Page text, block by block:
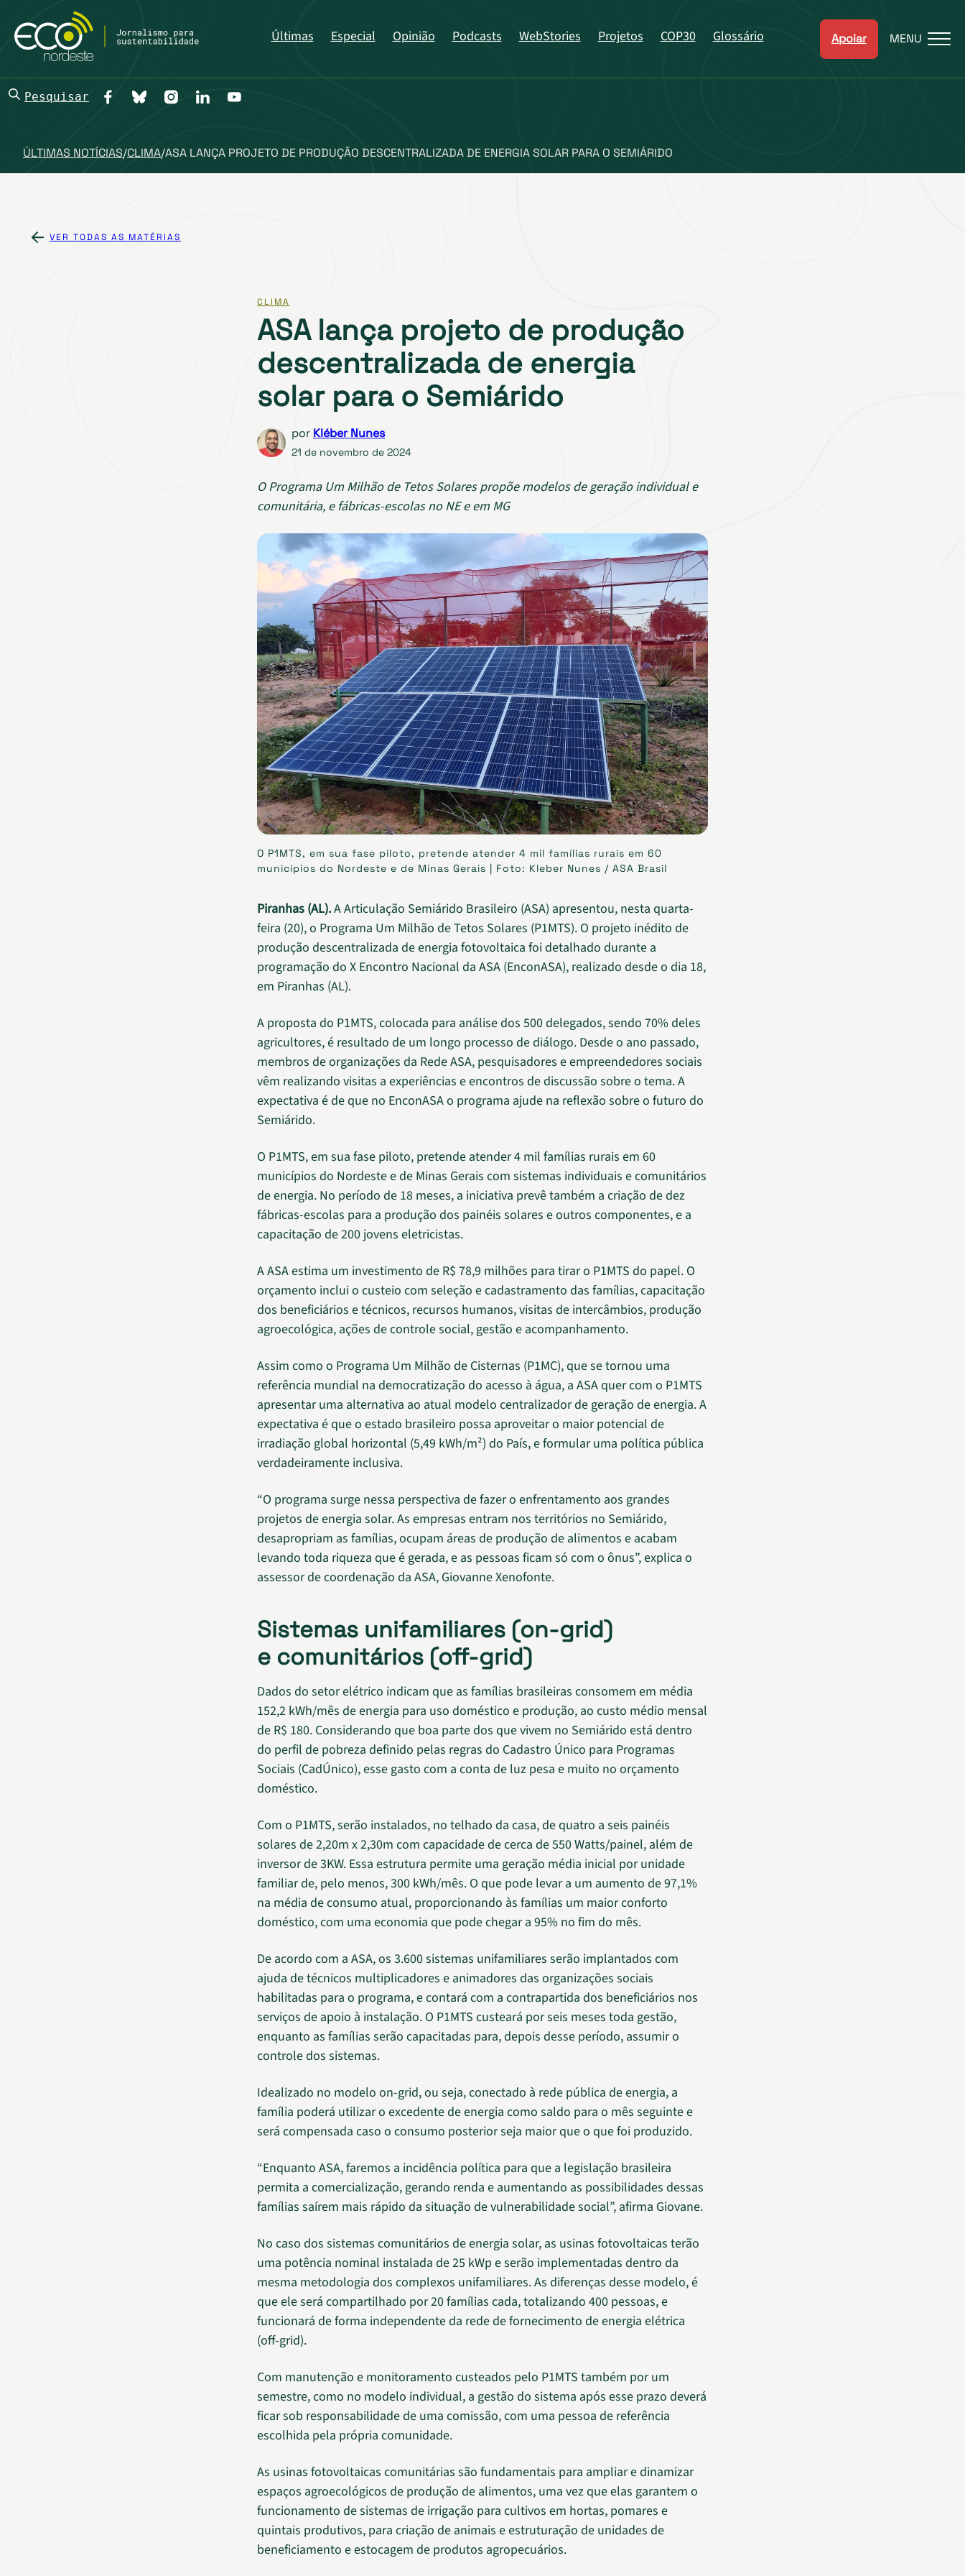
Últimas Especial Opinião Podcasts WebStories Projetos COP30 Glossário Apoiar MENU
Pesquisar
ÚLTIMAS NOTÍCIAS/CLIMA/ASA LANÇA PROJETO DE PRODUÇÃO DESCENTRALIZADA DE ENERGIA SOLAR PARA O SEMIÁRIDO
VER TODAS AS MATÉRIAS
CLIMA
ASA lança projeto de produção
descentralizada de energia
solar para o Semiárido
por Kléber Nunes
21 de novembro de 2024
O Programa Um Milhão de Tetos Solares propõe modelos de geração individual e
comunitária, e fábricas-escolas no NE e em MG
O P1MTS, em sua fase piloto, pretende atender 4 mil famílias rurais em 60
municípios do Nordeste e de Minas Gerais | Foto: Kleber Nunes / ASA Brasil
Piranhas (AL).A Articulação Semiárido Brasileiro (ASA) apresentou, nesta quarta-
feira (20), o Programa Um Milhão de Tetos Solares (P1MTS). O projeto inédito de
produção descentralizada de energia fotovoltaica foi detalhado durante a
programação do X Encontro Nacional da ASA (EnconASA), realizado desde o dia 18,
em Piranhas (AL).
A proposta do P1MTS, colocada para análise dos 500 delegados, sendo 70% deles
agricultores, é resultado de um longo processo de diálogo. Desde o ano passado,
membros de organizações da Rede ASA, pesquisadores e empreendedores sociais
vêm realizando visitas a experiências e encontros de discussão sobre o tema. A
expectativa é de que no EnconASA o programa ajude na reflexão sobre o futuro do
Semiárido.
O P1MTS, em sua fase piloto, pretende atender 4 mil famílias rurais em 60
municípios do Nordeste e de Minas Gerais com sistemas individuais e comunitários
de energia. No período de 18 meses, a iniciativa prevê também a criação de dez
fábricas-escolas para a produção dos painéis solares e outros componentes, e a
capacitação de 200 jovens eletricistas.
A ASA estima um investimento de R$ 78,9 milhões para tirar o P1MTS do papel. O
orçamento inclui o custeio com seleção e cadastramento das famílias, capacitação
dos beneficiários e técnicos, recursos humanos, visitas de intercâmbios, produção
agroecológica, ações de controle social, gestão e acompanhamento.
Assim como o Programa Um Milhão de Cisternas (P1MC), que se tornou uma
referência mundial na democratização do acesso à água, a ASA quer com o P1MTS
apresentar uma alternativa ao atual modelo centralizador de geração de energia. A
expectativa é que o estado brasileiro possa aproveitar o maior potencial de
irradiação global horizontal (5,49 kWh/m²) do País, e formular uma política pública
verdadeiramente inclusiva.
“O programa surge nessa perspectiva de fazer o enfrentamento aos grandes
projetos de energia solar. As empresas entram nos territórios no Semiárido,
desapropriam as famílias, ocupam áreas de produção de alimentos e acabam
levando toda riqueza que é gerada, e as pessoas ficam só com o ônus”, explica o
assessor de coordenação da ASA, Giovanne Xenofonte.
Sistemas unifamiliares (on-grid)
e comunitários (off-grid)
Dados do setor elétrico indicam que as famílias brasileiras consomem em média
152,2 kWh/mês de energia para uso doméstico e produção, ao custo médio mensal
de R$ 180. Considerando que boa parte dos que vivem no Semiárido está dentro
do perfil de pobreza definido pelas regras do Cadastro Único para Programas
Sociais (CadÚnico), esse gasto com a conta de luz pesa e muito no orçamento
doméstico.
Com o P1MTS, serão instalados, no telhado da casa, de quatro a seis painéis
solares de 2,20m x 2,30m com capacidade de cerca de 550 Watts/painel, além de
inversor de 3KW. Essa estrutura permite uma geração média inicial por unidade
familiar de, pelo menos, 300 kWh/mês. O que pode levar a um aumento de 97,1%
na média de consumo atual, proporcionando às famílias um maior conforto
doméstico, com uma economia que pode chegar a 95% no fim do mês.
De acordo com a ASA, os 3.600 sistemas unifamiliares serão implantados com
ajuda de técnicos multiplicadores e animadores das organizações sociais
habilitadas para o programa, e contará com a contrapartida dos beneficiários nos
serviços de apoio à instalação. O P1MTS custeará por seis meses toda gestão,
enquanto as famílias serão capacitadas para, depois desse período, assumir o
controle dos sistemas.
Idealizado no modelo on-grid, ou seja, conectado à rede pública de energia, a
família poderá utilizar o excedente de energia como saldo para o mês seguinte e
será compensada caso o consumo posterior seja maior que o que foi produzido.
“Enquanto ASA, faremos a incidência política para que a legislação brasileira
permita a comercialização, gerando renda e aumentando as possibilidades dessas
famílias saírem mais rápido da situação de vulnerabilidade social”, afirma Giovane.
No caso dos sistemas comunitários de energia solar, as usinas fotovoltaicas terão
uma potência nominal instalada de 25 kWp e serão implementadas dentro da
mesma metodologia dos complexos unifamiliares. As diferenças desse modelo, é
que ele será compartilhado por 20 famílias cada, totalizando 400 pessoas, e
funcionará de forma independente da rede de fornecimento de energia elétrica
(off-grid).
Com manutenção e monitoramento custeados pelo P1MTS também por um
semestre, como no modelo individual, a gestão do sistema após esse prazo deverá
ficar sob responsabilidade de uma comissão, com uma pessoa de referência
escolhida pela própria comunidade.
As usinas fotovoltaicas comunitárias são fundamentais para ampliar e dinamizar
espaços agroecológicos de produção de alimentos, uma vez que elas garantem o
funcionamento de sistemas de irrigação para cultivos em hortas, pomares e
quintais produtivos, para criação de animais e estruturação de unidades de
beneficiamento e estocagem de produtos agropecuários.